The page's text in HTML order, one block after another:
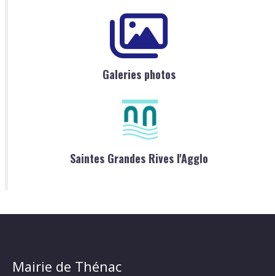
Galeries photos
Saintes Grandes Rives l'Agglo
Mairie de Thénac